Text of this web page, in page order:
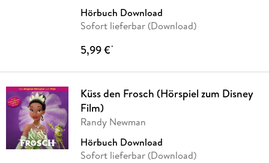
Hörbuch Download
Sofort lieferbar (Download)
5,99 €*
Küss den Frosch (Hörspiel zum Disney
Film)
Randy Newman
Hörbuch Download
Sofort lieferbar (Download)